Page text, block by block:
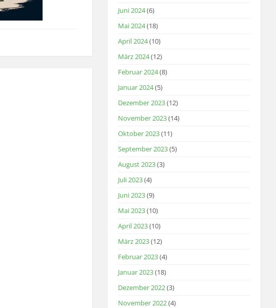
Juni 2024(6)
Mai 2024(18)
April 2024(10)
März 2024(12)
Februar 2024(8)
Januar 2024(5)
Dezember 2023(12)
November 2023(14)
Oktober 2023(11)
September 2023(5)
August 2023(3)
Juli 2023(4)
Juni 2023(9)
Mai 2023(10)
April 2023(10)
März 2023(12)
Februar 2023(4)
Januar 2023(18)
Dezember 2022(3)
November 2022(4)